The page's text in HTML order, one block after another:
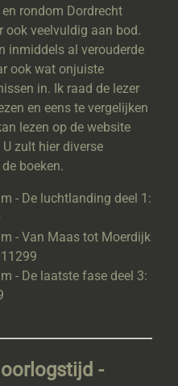
rondom Dordrecht
ook veelvuldig aan bod.
inmiddels al verouderde
ook wat onjuiste
in. Ik raad de lezer
en eens te vergelijken
lezen op de website
zult hier diverse
boeken.
- De luchtlanding deel 1:
- Van Maas tot Moerdijk
- De laatste fase deel 3:
-